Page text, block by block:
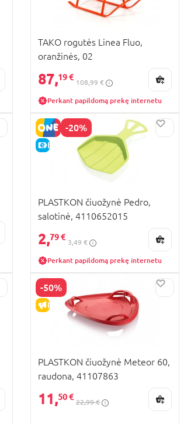
TAKO rogutės Linea Fluo,
oranžinės, 02
87,19 €
108,99 €
Perkant papildomą prekę internetu
-20%
E-KAINA
PLASTKON čiuožynė Pedro,
salotinė, 4110652015
2,79 €
3,49 €
Perkant papildomą prekę internetu
-50%
IŠPARDAVIMAS
PLASTKON čiuožynė Meteor 60,
raudona, 41107863
11,50 €
22,99 €